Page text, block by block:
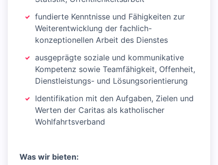
fundierte Kenntnisse und Fähigkeiten zur
Weiterentwicklung der fachlich-
konzeptionellen Arbeit des Dienstes
ausgeprägte soziale und kommunikative
Kompetenz sowie Teamfähigkeit, Offenheit,
Dienstleistungs- und Lösungsorientierung
Identifikation mit den Aufgaben, Zielen und
Werten der Caritas als katholischer
Wohlfahrtsverband
Was wir bieten: